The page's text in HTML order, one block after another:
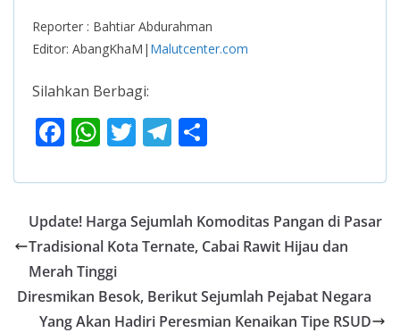
Reporter : Bahtiar Abdurahman
Editor: AbangKhaM| Malutcenter.com
Silahkan Berbagi:
F
e
b
o
o
k
W
at
s
A
p
p
T
itt
er
T
e
gr
a
ar
e
Update! Harga Sejumlah Komoditas Pangan di Pasar
Tradisional Kota Ternate, Cabai Rawit Hijau dan
Merah Tinggi
Diresmikan Besok, Berikut Sejumlah Pejabat Negara
Yang Akan Hadiri Peresmian Kenaikan Tipe RSUD